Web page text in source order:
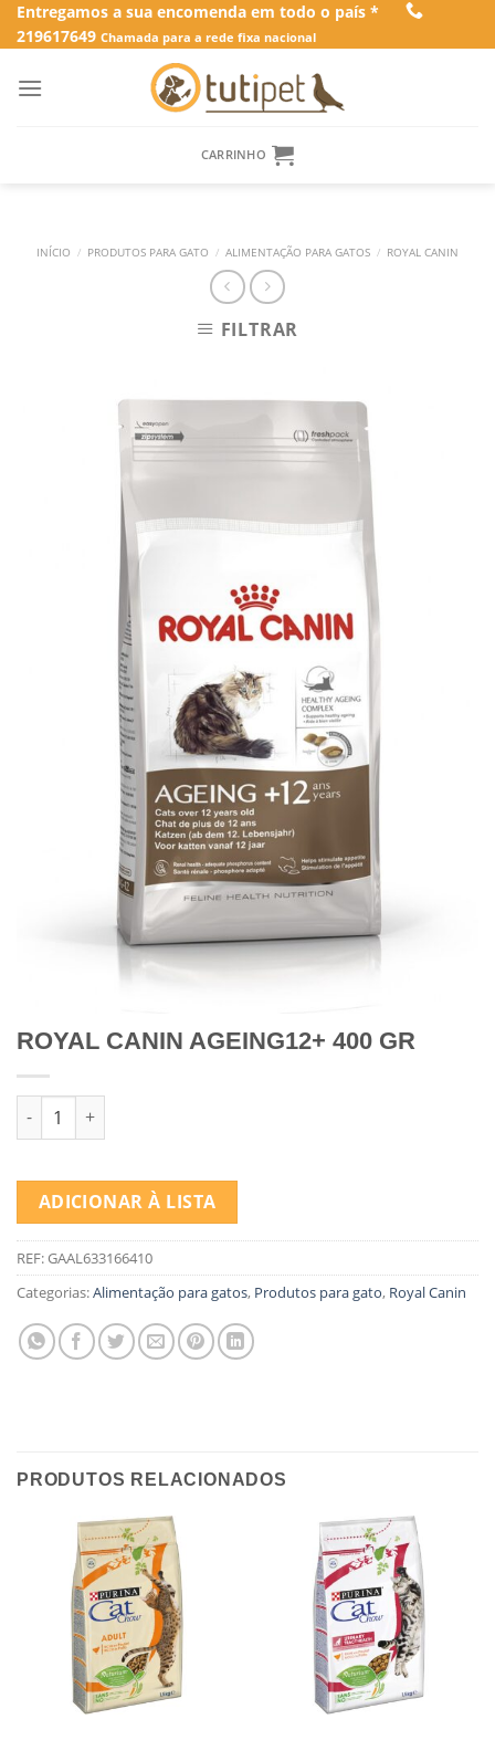
SkipEntregamos a sua encomenda em todo o país *
219617649 Chamada para a rede fixa nacional
CARRINHO
INÍCIO / PRODUTOS PARA GATO / ALIMENTAÇÃO PARA GATOS / ROYAL CANIN
FILTRAR
ROYAL CANIN AGEING12+ 400 GR
Quantidade de ROYAL CANIN AGEING12+ 400 GR
ADICIONAR À LISTA
REF:GAAL633166410
Categorias:Alimentação para gatos, Produtos para gato, Royal Canin
PRODUTOS RELACIONADOS